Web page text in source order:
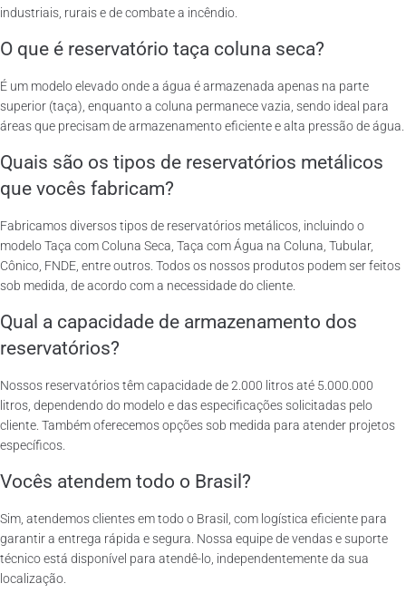
industriais, rurais e de combate a incêndio.
O que é reservatório taça coluna seca?
É um modelo elevado onde a água é armazenada apenas na parte
superior (taça), enquanto a coluna permanece vazia, sendo ideal para
áreas que precisam de armazenamento eficiente e alta pressão de água.
Quais são os tipos de reservatórios metálicos
que vocês fabricam?
Fabricamos diversos tipos de reservatórios metálicos, incluindo o
modelo Taça com Coluna Seca, Taça com Água na Coluna, Tubular,
Cônico, FNDE, entre outros. Todos os nossos produtos podem ser feitos
sob medida, de acordo com a necessidade do cliente.
Qual a capacidade de armazenamento dos
reservatórios?
Nossos reservatórios têm capacidade de 2.000 litros até 5.000.000
litros, dependendo do modelo e das especificações solicitadas pelo
cliente. Também oferecemos opções sob medida para atender projetos
específicos.
Vocês atendem todo o Brasil?
Sim, atendemos clientes em todo o Brasil, com logística eficiente para
garantir a entrega rápida e segura. Nossa equipe de vendas e suporte
técnico está disponível para atendê-lo, independentemente da sua
localização.